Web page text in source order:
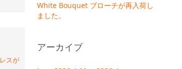
スが
White Bouquet ブローチが再入荷し
ました。
アーカイブ